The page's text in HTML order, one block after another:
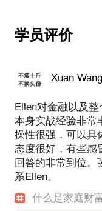
2011 - 2015年间
战略与风险管理建
2015加入某中外
略与投资风险分析
2016年与前导师
成员之一，主要
计、投顾app产品
项目经历：
曾帮助一家国内大
曾帮助知名金融科
学员评价
Xuan Wang
Ellen对金融以及
本身实战经验非常
操性很强，可以具
态度很好，有些感
回答的非常到位。
系Ellen。
什么是家庭财